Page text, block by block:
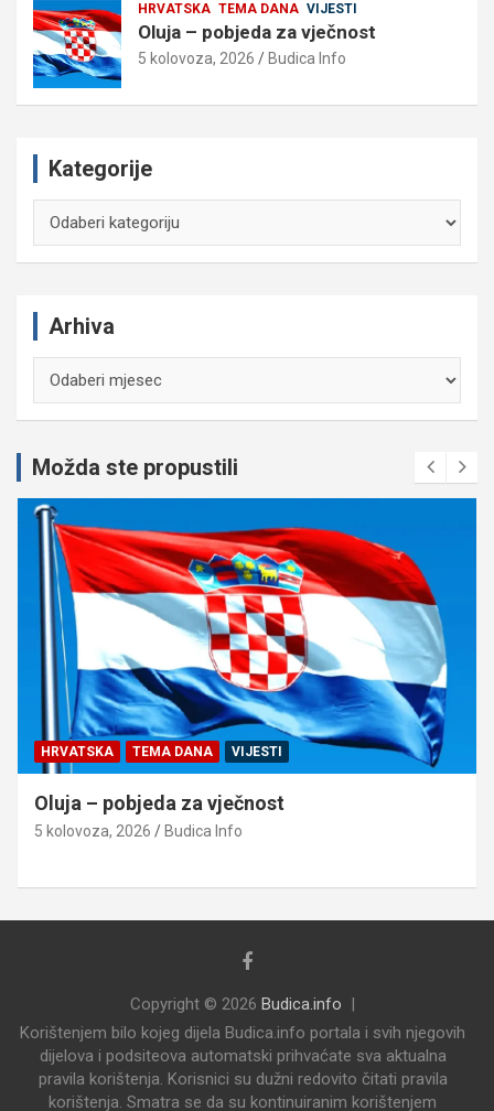
HRVATSKA TEMA DANA VIJESTI
Oluja – pobjeda za vječnost
5 kolovoza, 2026 Budica Info
Kategorije
Arhiva
Možda ste propustili
HRVATSKA TEMA DANA VIJESTI
Oluja – pobjeda za vječnost
5 kolovoza, 2026 Budica Info
Copyright © 2026 Budica.info
Korištenjem bilo kojeg dijela Budica.info portala i svih njegovih
dijelova i podsiteova automatski prihvaćate sva aktualna
pravila korištenja. Korisnici su dužni redovito čitati pravila
korištenja. Smatra se da su kontinuiranim korištenjem